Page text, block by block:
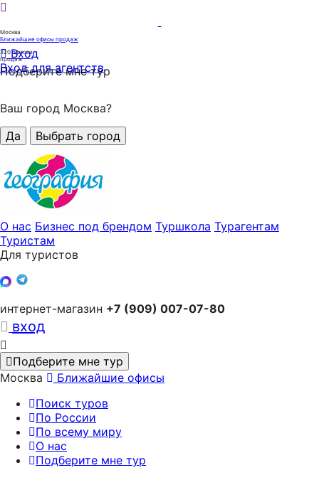
Москва
Ближайшие офисы продаж
320офисов
продаж
Вход
Вход для агентств
Подберите мне тур
Ваш город Москва?
Да
Выбрать город
О нас Бизнес под брендом Туршкола Турагентам
Туристам
Для туристов
интернет-магазин +7 (909) 007-07-80
вход
Подберите мне тур
Москва
Ближайшие офисы
Поиск туров
По России
По всему миру
О нас
Подберите мне тур